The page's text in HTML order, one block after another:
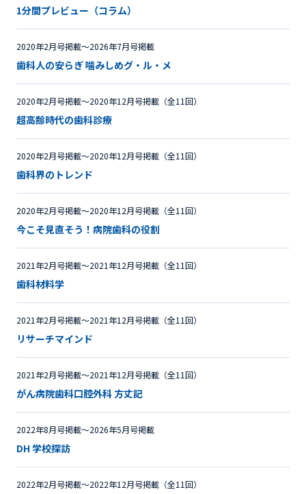
1分間プレビュー（コラム）
2020年2月号掲載〜2026年7月号掲載
歯科人の安らぎ 噛みしめグ・ル・メ
2020年2月号掲載〜2020年12月号掲載（全11回）
超高齢時代の歯科診療
2020年2月号掲載〜2020年12月号掲載（全11回）
歯科界のトレンド
2020年2月号掲載〜2020年12月号掲載（全11回）
今こそ見直そう！病院歯科の役割
2021年2月号掲載〜2021年12月号掲載（全11回）
歯科材料学
2021年2月号掲載〜2021年12月号掲載（全11回）
リサーチマインド
2021年2月号掲載〜2021年12月号掲載（全11回）
がん病院歯科口腔外科 方丈記
2022年8月号掲載〜2026年5月号掲載
DH 学校探訪
2022年2月号掲載〜2022年12月号掲載（全11回）